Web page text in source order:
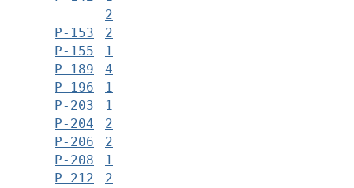
2
Р-153
2
Р-155
1
Р-189
4
Р-196
1
Р-203
1
Р-204
2
Р-206
2
Р-208
1
Р-212
2